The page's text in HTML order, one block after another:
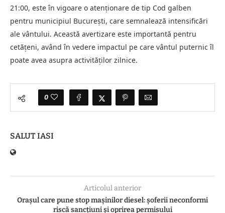
21:00, este în vigoare o atenționare de tip Cod galben
pentru municipiul București, care semnalează intensificări
ale vântului. Această avertizare este importantă pentru
cetățeni, având în vedere impactul pe care vântul puternic îl
poate avea asupra activităților zilnice.
0
SALUT IASI
Articolul anterior
Orașul care pune stop mașinilor diesel: șoferii neconformi
riscă sancțiuni și oprirea permisului